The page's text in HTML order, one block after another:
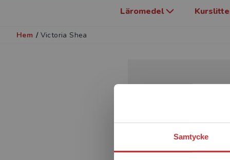
Samtycke
Läromedel
Hem / Victoria Shea